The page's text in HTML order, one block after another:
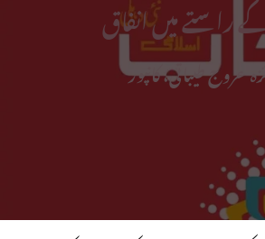
راستے میں انفاق
عروج طیباتی، کانپور